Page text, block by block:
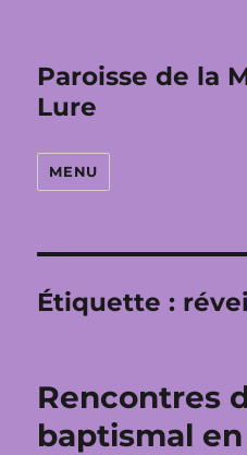
Paroisse de la
Lure
MENU
Étiquette :
Rencontres
baptismal